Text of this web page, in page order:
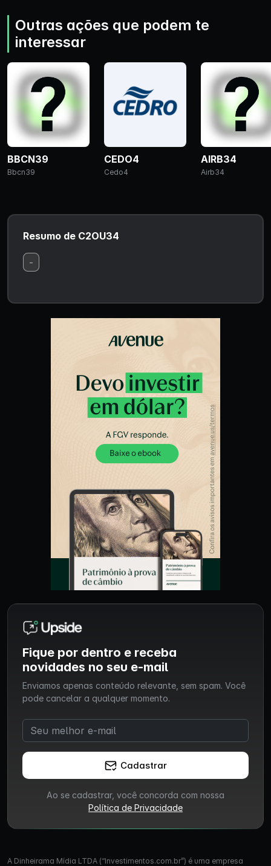
Outras ações que podem te
interessar
BBCN39
Bbcn39
CEDO4
Cedo4
AIRB34
Airb34
Resumo de C2OU34
-
Fique por dentro e receba
novidades no seu e-mail
Enviamos apenas conteúdo relevante, sem spam. Você
pode cancelar a qualquer momento.
Cadastrar
Ao se cadastrar, você concorda com nossa
Política de Privacidade
A Dinheirama Mídia LTDA (“Investimentos.com.br”) é uma empresa